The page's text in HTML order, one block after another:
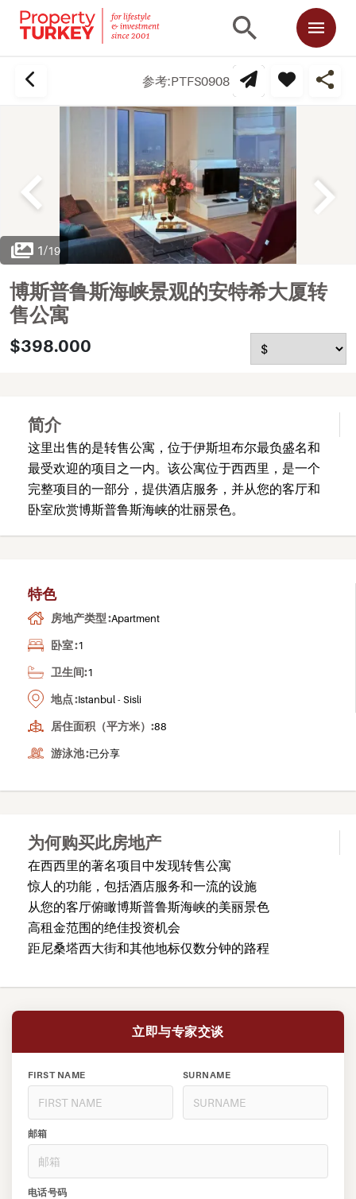
参考:PTFS0908
1/19
博斯普鲁斯海峡景观的安特希大厦转
售公寓
$398.000
简介
这里出售的是转售公寓，位于伊斯坦布尔最负盛名和
最受欢迎的项目之一内。该公寓位于西西里，是一个
完整项目的一部分，提供酒店服务，并从您的客厅和
卧室欣赏博斯普鲁斯海峡的壮丽景色。
特色
房地产类型 :Apartment
卧室 :1
卫生间:1
地点 :Istanbul - Sisli
居住面积（平方米）:88
游泳池 :已分享
为何购买此房地产
在西西里的著名项目中发现转售公寓
惊人的功能，包括酒店服务和一流的设施
从您的客厅俯瞰博斯普鲁斯海峡的美丽景色
高租金范围的绝佳投资机会
距尼桑塔西大街和其他地标仅数分钟的路程
立即与专家交谈
FIRST NAME SURNAME
邮箱
电话号码